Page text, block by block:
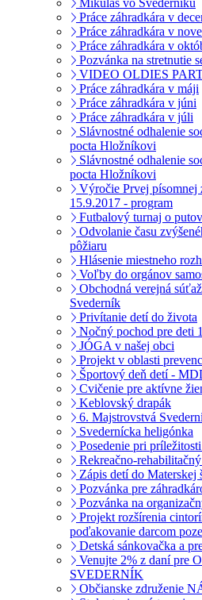
Práce záhradkára v
Práce záhradkára v
Práce záhradkára v
Pozvánka na stretnutie
VIDEO OLDIES
Práce záhradkára v máji
Práce záhradkára v júni
Práce záhradkára v júli
Slávnostné odhalenie
pocta Hložníkovi
Slávnostné odhalenie
pocta Hložníkovi
Výročie Prvej písomnej
15.9.2017 - program
Futbalový turnaj o
Odvolanie času
pôžiaru
Hlásenie miestneho
Voľby do orgánov
Obchodná verejná
Svederník
Privítanie detí do života
Nočný pochod pre deti
JÓGA v našej obci
Projekt v oblasti
Športový deň detí -
Cvičenie pre aktívne
Keblovský drapák
6. Majstrovstvá
Svedernícka heligónka
Posedenie pri
Rekreačno-
Zápis detí do
Pozvánka pre
Pozvánka na
Projekt rozšírenia
poďakovanie darcom
Detská sánkovačka a
Venujte 2% z daní pre
SVEDERNÍK
Občianske združenie